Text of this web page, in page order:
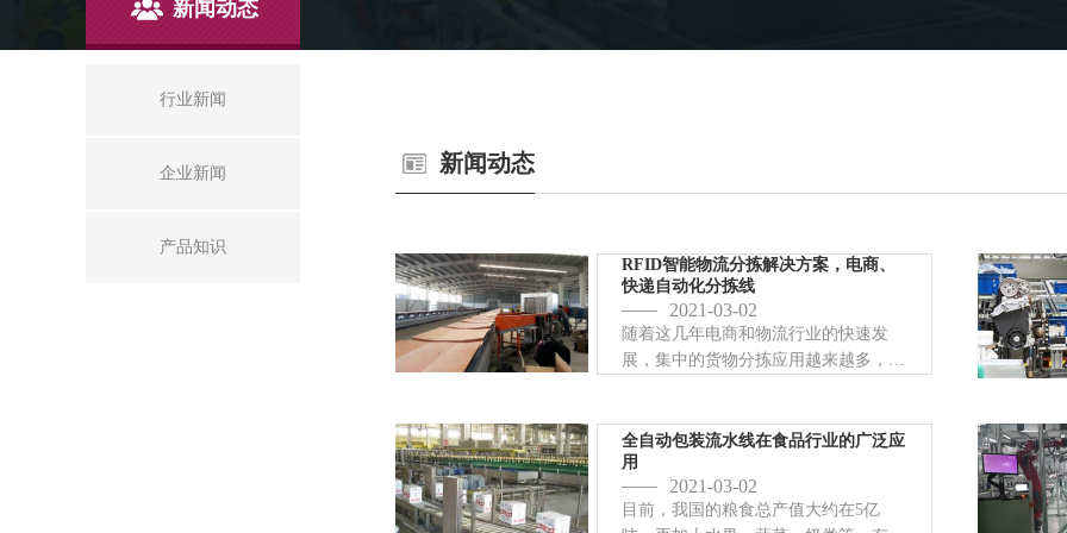
新闻动态
行业新闻
企业新闻
产品知识
新闻动态
RFID智能物流分拣解决方案，电商、
快递自动化分拣线
2021-03-02
随着这几年电商和物流行业的快速发
展，集中的货物分拣应用越来越多，原
分拣系统就大量的投入使用了。RF...
全自动包装流水线在食品行业的广泛应
用
2021-03-02
目前，我国的粮食总产值大约在5亿